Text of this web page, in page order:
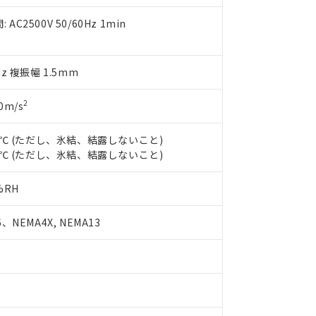
: AC2500V 50/60Hz 1min
複振幅 1.5mm
s2
(ただし、氷結、結露しないこと)
(ただし、氷結、結露しないこと)
NEMA4X, NEMA13
（部品リスト作成サービス）をご利用いただくには、I-Webメンバ
ります。
ブサイト上で当社にご登録された部品リストについて、当社および
・サービスに関するお客様との取引・商談に必要な範囲で利用する
者とは、
ウンロード
ダウンロードすることができます。
質）の非含有証明書
書（当社基準）
時点で非含有を証明するもので、過去に遡って非含有を証明するも
フタル酸エステル類４物質の対応では、対応完了までの期間は出
への在庫切替を完了していることから、特段のことがない限り、
。
10物質）のすべてが基準値以下であることを示します。
状況下において有害物質が外部に漏えいし、環境に深刻な影響を及
合意する
新の在庫状況については、お客様のお取引先、またはお客様担当
・当社販売員にご確認ください)
種、また在庫状況の情報を公開していない機種